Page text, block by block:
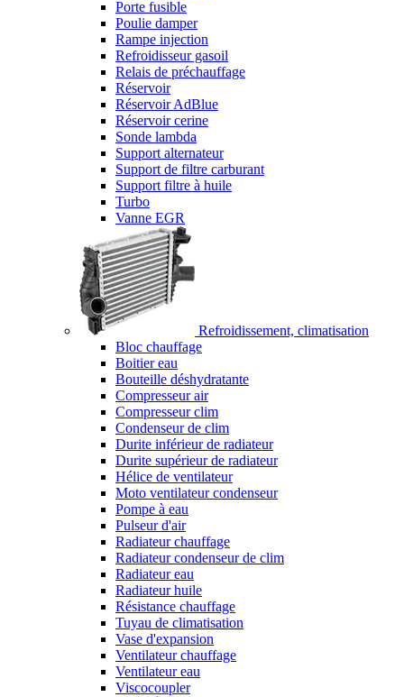
Porte fusible
Poulie damper
Rampe injection
Refroidisseur gasoil
Relais de préchauffage
Réservoir
Réservoir AdBlue
Réservoir cerine
Sonde lambda
Support alternateur
Support de filtre carburant
Support filtre à huile
Turbo
Vanne EGR
Refroidissement, climatisation
Bloc chauffage
Boitier eau
Bouteille déshydratante
Compresseur air
Compresseur clim
Condenseur de clim
Durite inférieur de radiateur
Durite supérieur de radiateur
Hélice de ventilateur
Moto ventilateur condenseur
Pompe à eau
Pulseur d'air
Radiateur chauffage
Radiateur condenseur de clim
Radiateur eau
Radiateur huile
Résistance chauffage
Tuyau de climatisation
Vase d'expansion
Ventilateur chauffage
Ventilateur eau
Viscocoupler